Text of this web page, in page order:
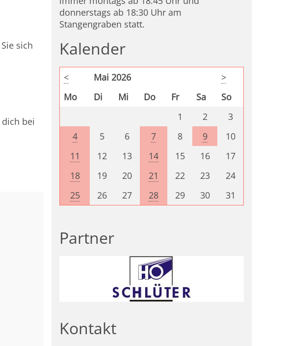
Sie sich
dich bei
donnerstags ab 18:30 Uhr am
Stangengraben statt.
Kalender
< Mai 2026
>
Mo
Di Mi Do Fr Sa
So
1
2
3
4
5 6 7 8 9
10
11
12 13 14 15 16
17
18
19 20 21 22 23
24
25
26 27 28 29 30 31
Partner
Kontakt